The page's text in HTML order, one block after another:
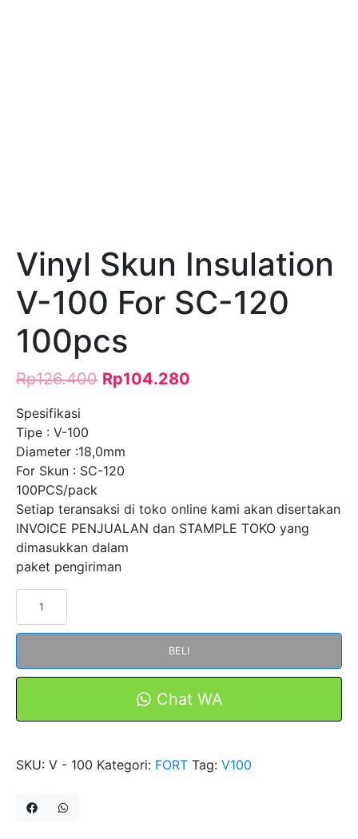
Vinyl Skun Insulation
V-100 For SC-120
100pcs
Rp126.400 Rp104.280
Spesifikasi
Tipe : V-100
Diameter :18,0mm
For Skun : SC-120
100PCS/pack
Setiap teransaksi di toko online kami akan disertakan
INVOICE PENJUALAN dan STAMPLE TOKO yang
dimasukkan dalam
paket pengiriman
Skun
V-
100pcs
BELI
Chat WA
SKU: V - 100 Kategori: FORT Tag: V100